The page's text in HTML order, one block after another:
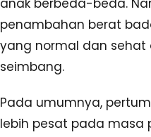
anak berbeda-beda.
penambahan berat
yang normal dan sehat
seimbang.
Pada umumnya,
lebih pesat pada masa